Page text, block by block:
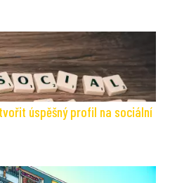
úspěšný profil na sociální